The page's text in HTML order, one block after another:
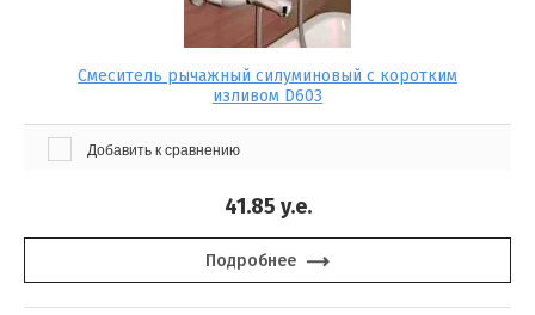
Смеситель рычажный силуминовый с коротким
изливом D603
Добавить к сравнению
41.85 y.e.
Подробнее